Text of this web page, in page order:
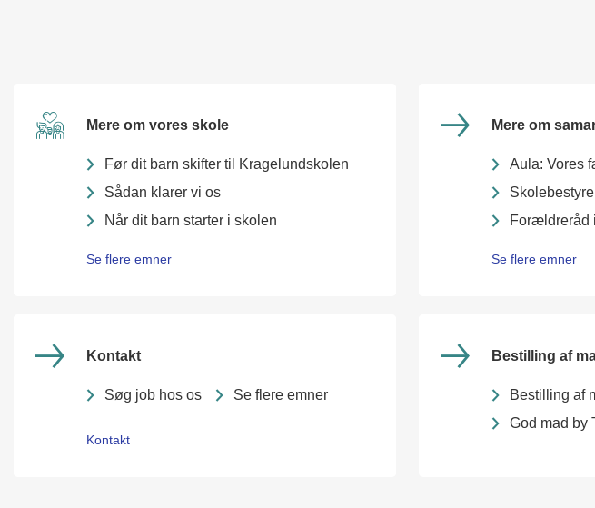
Mere om vores skole
Før dit barn skifter til Kragelundskolen
Sådan klarer vi os
Når dit barn starter i skolen
Se flere emner
Mere om
Aula: Vores
Forældreråd
Se flere emner
Kontakt
Søg job hos os Se flere emner
Kontakt
Bestilling af
Bestilling af
God mad by